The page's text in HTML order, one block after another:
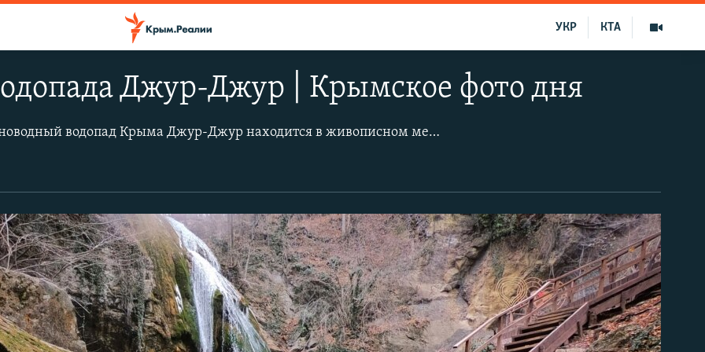
КТА
УКР
Джур-Джур | Крымское фото дня
Самый мощный и полноводный водопад Крыма Джур-Джур находится в живописном месте, густо поросшем лесом и со всех сторон окруженном горами. Водопад выточил 5 углублений, наполнившихся водой. Их называют «ваннами», температура воды в них около 10 градусов. Считается, что если окунуться в одну из них, весь год не будете болеть. Предлагаем посмотреть на водопад в середине крымской зимы.